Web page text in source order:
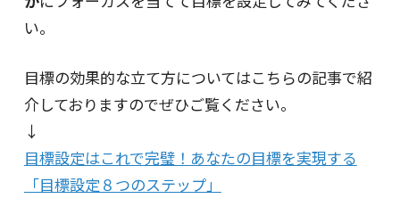
い。
目標の効果的な立て方についてはこちらの記事で紹
介しておりますのでぜひご覧ください。
↓
目標設定はこれで完璧！あなたの目標を実現する
「目標設定８つのステップ」